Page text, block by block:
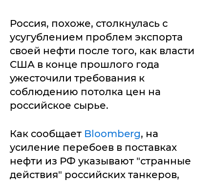
Россия, похоже, столкнулась с
усугублением проблем экспорта
своей нефти после того, как власти
США в конце прошлого года
ужесточили требования к
соблюдению потолка цен на
российское сырье.
Как сообщает Bloomberg, на
усиление перебоев в поставках
нефти из РФ указывают "странные
действия" российских танкеров,